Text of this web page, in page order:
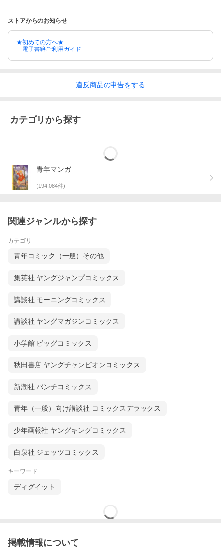
ストアからのお知らせ
★初めての方へ★
電子書籍ご利用ガイド
違反商品の申告をする
カテゴリから探す
青年マンガ
(194,084件)
関連ジャンルから探す
カテゴリ
青年コミック（一般）その他
集英社 ヤングジャンプコミックス
講談社 モーニングコミックス
講談社 ヤングマガジンコミックス
小学館 ビッグコミックス
秋田書店 ヤングチャンピオンコミックス
新潮社 バンチコミックス
青年（一般）向け講談社 コミックスデラックス
少年画報社 ヤングキングコミックス
白泉社 ジェッツコミックス
キーワード
ディグイット
掲載情報について